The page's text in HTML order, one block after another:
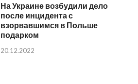
На Украине возбудили дело
после инцидента с
взорвавшимся в Польше
подарком
20.12.2022